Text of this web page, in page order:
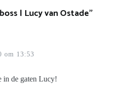
| Lucy van Ostade”
om 13:53
in de gaten Lucy!